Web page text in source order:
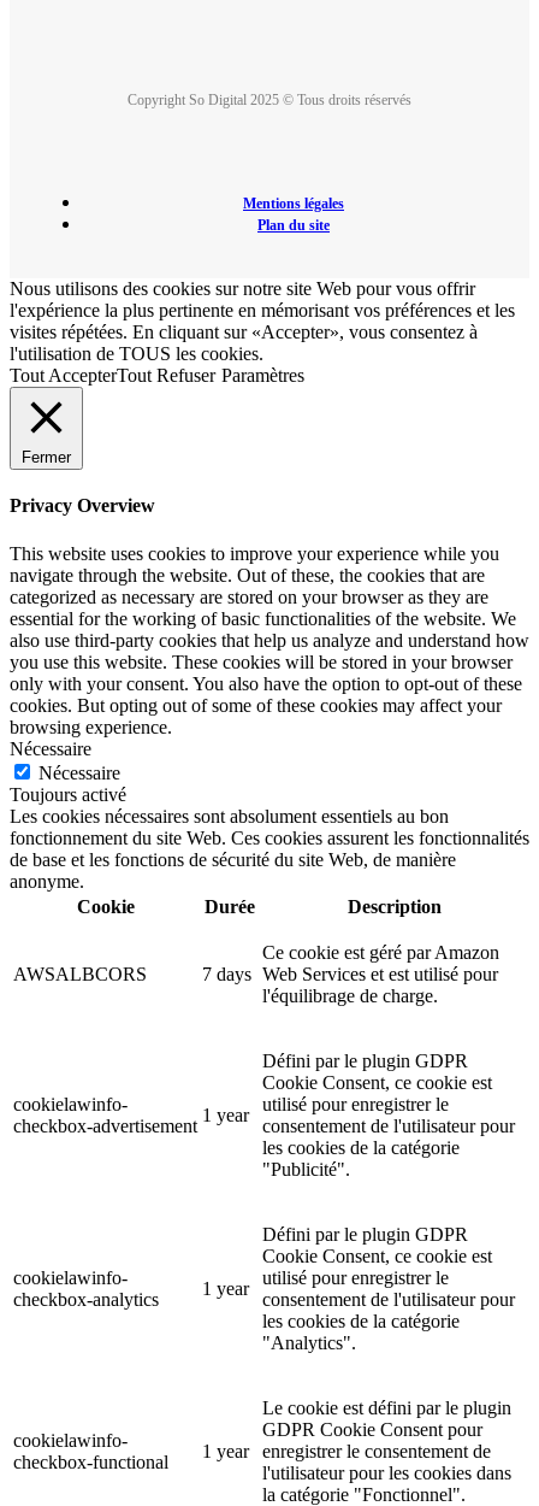
Copyright So Digital 2025 © Tous droits réservés
Mentions légales
Plan du site
Nous utilisons des cookies sur notre site Web pour vous offrir
l'expérience la plus pertinente en mémorisant vos préférences et les
visites répétées. En cliquant sur «Accepter», vous consentez à
l'utilisation de TOUS les cookies.
Tout AccepterTout Refuser Paramètres
Fermer
Privacy Overview
This website uses cookies to improve your experience while you
navigate through the website. Out of these, the cookies that are
categorized as necessary are stored on your browser as they are
essential for the working of basic functionalities of the website. We
also use third-party cookies that help us analyze and understand how
you use this website. These cookies will be stored in your browser
only with your consent. You also have the option to opt-out of these
cookies. But opting out of some of these cookies may affect your
browsing experience.
Nécessaire
Nécessaire
Toujours activé
Les cookies nécessaires sont absolument essentiels au bon
fonctionnement du site Web. Ces cookies assurent les fonctionnalités
de base et les fonctions de sécurité du site Web, de manière
anonyme.
Cookie
Durée Description
AWSALBCORS 7 days
Ce cookie est géré par Amazon
Web Services et est utilisé pour
l'équilibrage de charge.
cookielawinfo-
checkbox-advertisement
1 year
Défini par le plugin GDPR
Cookie Consent, ce cookie est
utilisé pour enregistrer le
consentement de l'utilisateur pour
les cookies de la catégorie
"Publicité".
cookielawinfo-
checkbox-analytics
1 year
Défini par le plugin GDPR
Cookie Consent, ce cookie est
utilisé pour enregistrer le
consentement de l'utilisateur pour
les cookies de la catégorie
"Analytics".
cookielawinfo-
checkbox-functional
1 year
Le cookie est défini par le plugin
GDPR Cookie Consent pour
enregistrer le consentement de
l'utilisateur pour les cookies dans
la catégorie "Fonctionnel".